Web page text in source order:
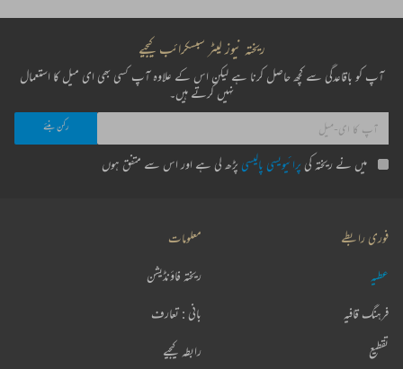
ریختہ نیوز لیٹر سبسکرائب کیجیے
آپ کو باقاعدگی سے کچھ حاصل کرنا ہے لیکن اس کے علاوہ آپ کسی بھی ای میل کا استعمال
نہیں کرتے ہیں۔
میں نے ریختہ کی پرائیویسی پالیسی پڑھ لی ہے اور اس سے متفق ہوں
فوری رابطے
عطیہ
فرہنگ قافیہ
تقطیع
معلومات
ریختہ فاؤنڈیشن
بانی : تعارف
رابطہ کیجیے